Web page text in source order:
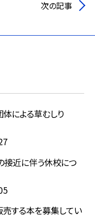
次の記事
による草むしり
接近に伴う休校につ
する本を募集してい